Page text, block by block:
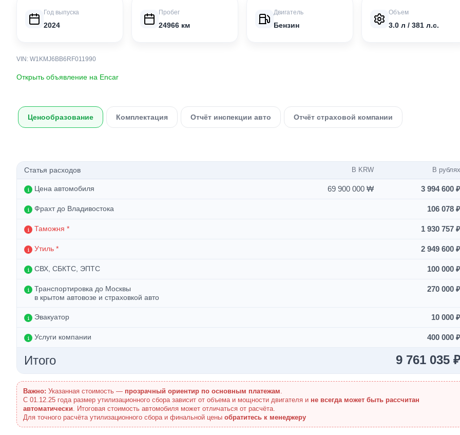
Год выпуска
2024
Пробег
24966 км
Двигатель
Бензин
Объем
3.0 л / 381 л.с.
VIN: W1KMJ6BB6RF011990
Открыть объявление на Encar
Ценообразование Комплектация Отчёт инспекции авто Отчёт страховой компании
Статья расходов В KRW В рублях
Цена автомобиля 69 900 000 ₩ 3 994 600 ₽
Фрахт до Владивостока 106 078 ₽
Таможня * 1 930 757 ₽
Утиль * 2 949 600 ₽
СВХ, СБКТС, ЭПТС 100 000 ₽
Транспортировка до Москвы
в крытом автовозе и страховкой авто
270 000 ₽
Эвакуатор 10 000 ₽
Услуги компании 400 000 ₽
Итого 9 761 035 ₽
Важно: Указанная стоимость — прозрачный ориентир по основным платежам.
С 01.12.25 года размер утилизационного сбора зависит от объема и мощности двигателя и не всегда может быть рассчитан
автоматически. Итоговая стоимость автомобиля может отличаться от расчёта.
Для точного расчёта утилизационного сбора и финальной цены обратитесь к менеджеру